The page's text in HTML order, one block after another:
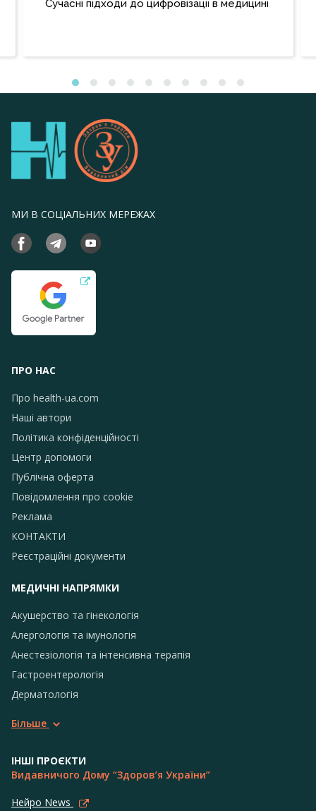
Сучасні підходи до цифровізації в медицині
МИ В СОЦІАЛЬНИХ МЕРЕЖАХ
ПРО НАС
Про health-ua.com
Наші автори
Політика конфіденційності
Центр допомоги
Публічна оферта
Повідомлення про сookie
Реклама
КОНТАКТИ
Реєстраційні документи
МЕДИЧНІ НАПРЯМКИ
Акушерство та гінекологія
Алергологія та імунологія
Анестезіологія та інтенсивна терапія
Гастроентерологія
Дерматологія
Більше
ІНШІ ПРОЄКТИ
Видавничого Дому “Здоров’я України”
Нейро News